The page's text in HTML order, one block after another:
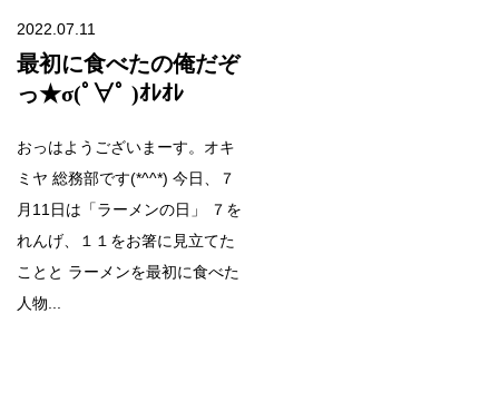
2022.07.11
最初に食べたの俺だぞ
っ★σ(ﾟ∀ﾟ )ｵﾚｵﾚ
おっはようございまーす。オキ
ミヤ 総務部です(*^^*) 今日、７
月11日は「ラーメンの日」 ７を
れんげ、１１をお箸に見立てた
ことと ラーメンを最初に食べた
人物...